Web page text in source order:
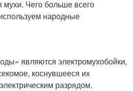
являются электромухобойки,
коснувшееся их
разрядом.